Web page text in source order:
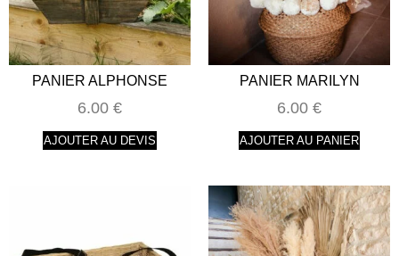
PANIER ALPHONSE
6.00 €
AJOUTER AU DEVIS
PANIER MARILYN
6.00 €
AJOUTER AU PANIER